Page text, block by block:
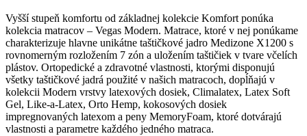
Vyšší stupeň komfortu od základnej kolekcie Komfort ponúka
kolekcia matracov – Vegas Modern. Matrace, ktoré v nej ponúkame
charakterizuje hlavne unikátne taštičkové jadro Medizone X1200 s
rovnomerným rozložením 7 zón a uložením taštičiek v tvare včelích
plástov. Ortopedické a zdravotné vlastnosti, ktorými disponujú
všetky taštičkové jadrá použité v našich matracoch, dopĺňajú v
kolekcii Modern vrstvy latexových dosiek, Climalatex, Latex Soft
Gel, Like-a-Latex, Orto Hemp, kokosových dosiek
impregnovaných latexom a peny MemoryFoam, ktoré dotvárajú
vlastnosti a parametre každého jedného matraca.